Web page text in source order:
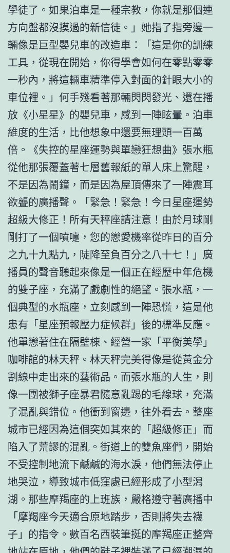
學徒了。如果泊車是一種宗教，你就是那個連
方向盤都沒摸過的新信徒。」她指了指旁邊一
輛像是巨型嬰兒車的改造車：「這是你的訓練
工具，從現在開始，你得學會如何在零點零零
一秒內，將這輛車精準停入對面的針眼大小的
車位裡。」何手殘看著那輛閃閃發光、還在播
放《小星星》的嬰兒車，感到一陣眩暈。泊車
維度的生活，比他想象中還要無理頭一百萬
倍。《失控的星座運勢與單戀狂想曲》張水瓶
從他那張覆蓋著七層舊報紙的單人床上驚醒，
不是因為鬧鐘，而是因為屋頂傳來了一陣震耳
欲聾的廣播聲。「緊急！緊急！今日星座運勢
超級大修正！所有天秤座請注意！由於月球剛
剛打了一個噴嚏，您的戀愛機率從昨日的百分
之九十九點九，陡降至負百分之八十七！」廣
播員的聲音聽起來像是一個正在經歷中年危機
的雙子座，充滿了戲劇性的絕望。張水瓶，一
個典型的水瓶座，立刻感到一陣恐慌，這是他
患有「星座預報壓力症候群」後的標準反應。
他單戀著住在隔壁棟、經營一家「平衡美學」
咖啡館的林天秤。林天秤完美得像是從黃金分
割線中走出來的藝術品。而張水瓶的人生，則
像一團被獅子座暴君隨意亂踢的毛線球，充滿
了混亂與錯位。他衝到窗邊，往外看去。整座
城市已經因為這個突如其來的「超級修正」而
陷入了荒謬的混亂。街道上的雙魚座們，開始
不受控制地流下鹹鹹的海水淚，他們無法停止
地哭泣，導致城市低窪處已經形成了小型潟
湖。那些摩羯座的上班族，嚴格遵守著廣播中
「摩羯座今天適合原地踏步，否則將失去襪
子」的指令。數百名西裝筆挺的摩羯座正整齊